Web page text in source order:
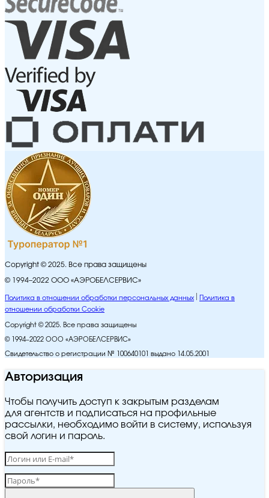
Copyright © 2025. Все права защищены
© 1994–2022 ООО «АЭРОБЕЛСЕРВИС»
Политика в отношении обработки персональных данных
Политика в
отношении обработки Cookie
Copyright © 2025. Все права защищены
© 1994–2022 ООО «АЭРОБЕЛСЕРВИС»
Свидетельство о регистрации № 100640101 выдано 14.05.2001
Авторизация
Чтобы получить доступ к закрытым разделам
для агентств и подписаться на профильные
рассылки, необходимо войти в систему, используя
свой логин и пароль.